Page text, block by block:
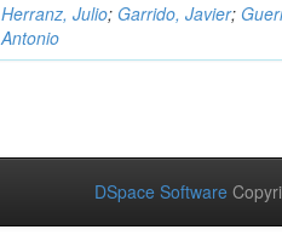
Herranz, Julio; Garrido, Javier;
Antonio
DSpace Software